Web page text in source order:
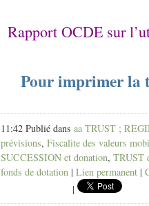
Rapport OCDE sur
Pour imprimer la
11:42 Publié dans aa TRUST ;
prévisions, Fiscalite des valeurs
SUCCESSION et donation, TRUST
fonds de dotation | Lien permanent |
|